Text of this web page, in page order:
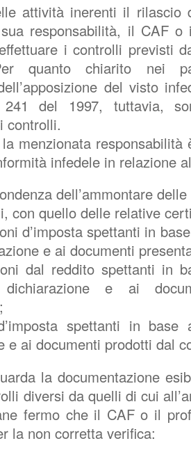
attività inerenti il
sua responsabilità, il CAF
i controlli previsti
quanto chiarito nei
del visto
del 1997, tuttavia,
controlli.
menzionata responsabilità
infedele in relazione
dell’ammontare
con quello delle relative
d’imposta spettanti in
e ai documenti
dal reddito spettanti in
e ai
spettanti in
e ai documenti prodotti dal
la documentazione
diversi da quelli di cui
fermo che il CAF o il
la non corretta verifica: